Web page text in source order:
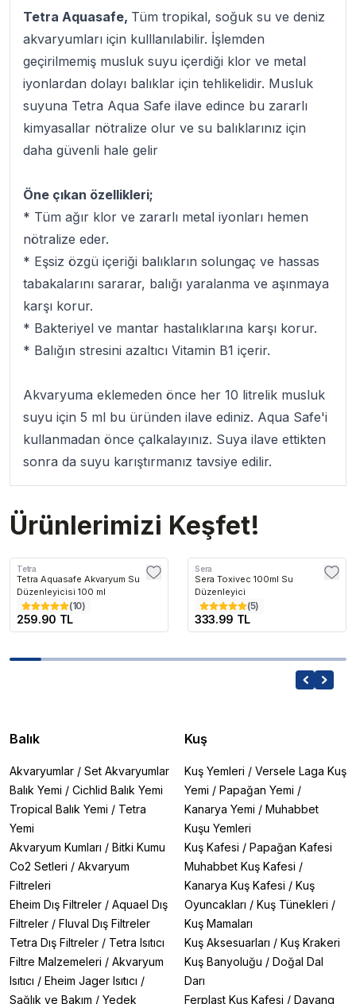
Tetra Aquasafe, Tüm tropikal, soğuk su ve deniz
akvaryumları için kulllanılabilir. İşlemden
geçirilmemiş musluk suyu içerdiği klor ve metal
iyonlardan dolayı balıklar için tehlikelidir. Musluk
suyuna Tetra Aqua Safe ilave edince bu zararlı
kimyasallar nötralize olur ve su balıklarınız için
daha güvenli hale gelir
Öne çıkan özellikleri;
* Tüm ağır klor ve zararlı metal iyonları hemen
nötralize eder.
* Eşsiz özgü içeriği balıkların solungaç ve hassas
tabakalarını sararar, balığı yaralanma ve aşınmaya
karşı korur.
* Bakteriyel ve mantar hastalıklarına karşı korur.
* Balığın stresini azaltıcı Vitamin B1 içerir.
Akvaryuma eklemeden önce her 10 litrelik musluk
suyu için 5 ml bu üründen ilave ediniz. Aqua Safe'i
kullanmadan önce çalkalayınız. Suya ilave ettikten
sonra da suyu karıştırmanız tavsiye edilir.
Ürünlerimizi Keşfet!
Tetra
Tetra Aquasafe Akvaryum Su
Düzenleyicisi 100 ml
(10)
259.90 TL
Sera
Sera Toxivec 100ml Su
Düzenleyici
(5)
333.99 TL
Balık
Akvaryumlar / Set Akvaryumlar
Balık Yemi / Cichlid Balık Yemi
Tropical Balık Yemi / Tetra
Yemi
Akvaryum Kumları / Bitki Kumu
Co2 Setleri / Akvaryum
Filtreleri
Eheim Dış Filtreler / Aquael Dış
Filtreler / Fluval Dış Filtreler
Tetra Dış Filtreler / Tetra Isıtıcı
Filtre Malzemeleri / Akvaryum
Isıtıcı / Eheim Jager Isıtıcı /
Sağlık ve Bakım / Yedek
Kuş
Kuş Yemleri / Versele Laga Kuş
Yemi / Papağan Yemi /
Kanarya Yemi / Muhabbet
Kuşu Yemleri
Kuş Kafesi / Papağan Kafesi
Muhabbet Kuş Kafesi /
Kanarya Kuş Kafesi / Kuş
Oyuncakları / Kuş Tünekleri /
Kuş Mamaları
Kuş Aksesuarları / Kuş Krakeri
Kuş Banyoluğu / Doğal Dal
Darı
Ferplast Kuş Kafesi / Dayang